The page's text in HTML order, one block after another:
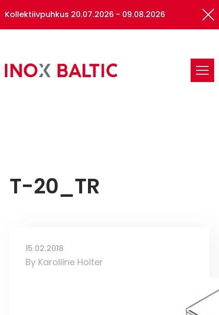
Baltic
Inox Baltic
T-20_TR
15.02.2018
By Karoliine Holter
Kollektiivpuhkus 20.07.2026 - 09.08.2026